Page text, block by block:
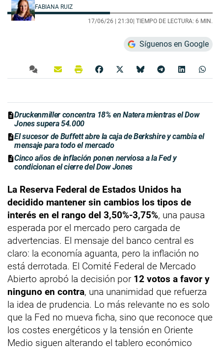
FABIANA RUIZ
17/06/26 | 21:30 | TIEMPO DE LECTURA: 6 MIN.
Síguenos en Google
Druckenmiller concentra 18% en Natera mientras el Dow
Jones supera 54.000
El sucesor de Buffett abre la caja de Berkshire y cambia el
mensaje para todo el mercado
Cinco años de inflación ponen nerviosa a la Fed y
condicionan el cierre del Dow Jones
La Reserva Federal de Estados Unidos ha
decidido mantener sin cambios los tipos de
interés en el rango del 3,50%-3,75%, una pausa
esperada por el mercado pero cargada de
advertencias. El mensaje del banco central es
claro: la economía aguanta, pero la inflación no
está derrotada. El Comité Federal de Mercado
Abierto aprobó la decisión por 12 votos a favor y
ninguno en contra, una unanimidad que refuerza
la idea de prudencia. Lo más relevante no es solo
que la Fed no mueva ficha, sino que reconoce que
los costes energéticos y la tensión en Oriente
Medio siguen alterando el tablero económico